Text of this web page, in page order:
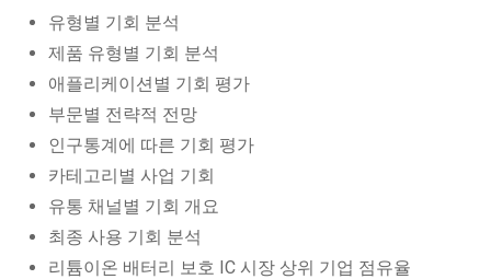
유형별 기회 분석
제품 유형별 기회 분석
애플리케이션별 기회 평가
부문별 전략적 전망
인구통계에 따른 기회 평가
카테고리별 사업 기회
유통 채널별 기회 개요
최종 사용 기회 분석
리튬이온 배터리 보호 IC 시장 상위 기업 점유율